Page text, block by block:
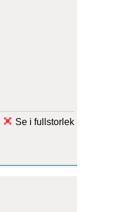
Se i fullstorlek